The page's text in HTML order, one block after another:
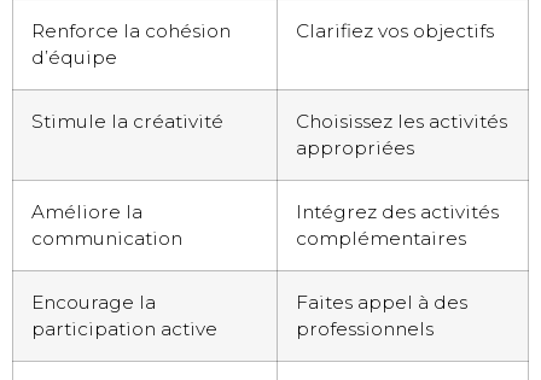
Renforce la cohésion
d’équipe
Clarifiez vos objectifs
Stimule la créativité
Choisissez les activités
appropriées
Améliore la
communication
Intégrez des activités
complémentaires
Encourage la
participation active
Faites appel à des
professionnels